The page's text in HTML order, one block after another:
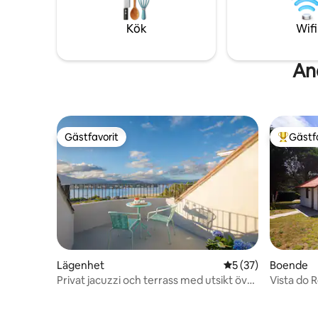
(Santiago de Compostela 30 minuter).
Om du
Kök Wifi
Gästfavorit
Gästfavorit
Lägenhet 5 av 5 i
5 (37)
Privat jacuzzi och terrass med utsikt över
Populär
Boende
Vista do